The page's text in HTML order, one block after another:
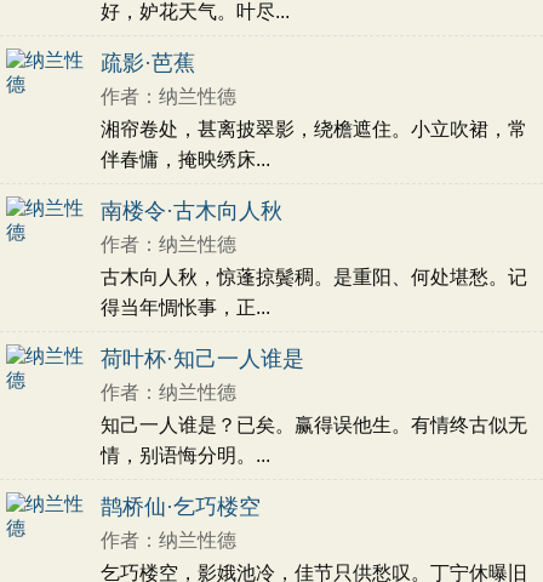
好，妒花天气。叶尽...
疏影·芭蕉
作者：纳兰性德
湘帘卷处，甚离披翠影，绕檐遮住。小立吹裙，常
伴春慵，掩映绣床...
南楼令·古木向人秋
作者：纳兰性德
古木向人秋，惊蓬掠鬓稠。是重阳、何处堪愁。记
得当年惆怅事，正...
荷叶杯·知己一人谁是
作者：纳兰性德
知己一人谁是？已矣。赢得误他生。有情终古似无
情，别语悔分明。...
鹊桥仙·乞巧楼空
作者：纳兰性德
乞巧楼空，影娥池冷，佳节只供愁叹。丁宁休曝旧